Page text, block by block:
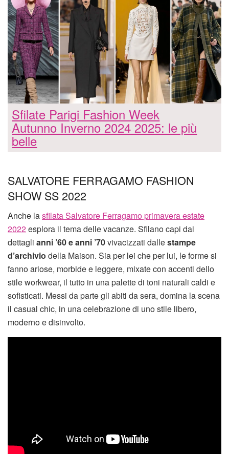
Sfilate Parigi Fashion Week
Autunno Inverno 2024 2025: le più
belle
SALVATORE FERRAGAMO FASHION
SHOW SS 2022
Anche lasfilata Salvatore Ferragamo primavera estate
2022esplora il tema delle vacanze. Sfilano capi dai
dettagli anni ’60 e anni ’70vivacizzati dallestampe
d’archivio della Maison. Sia per lei che per lui, le forme si
fanno ariose, morbide e leggere, mixate con accenti dello
stile workwear, il tutto in una palette di toni naturali caldi e
sofisticati. Messi da parte gli abiti da sera, domina la scena
il casual chic, in una celebrazione di uno stile libero,
moderno e disinvolto.